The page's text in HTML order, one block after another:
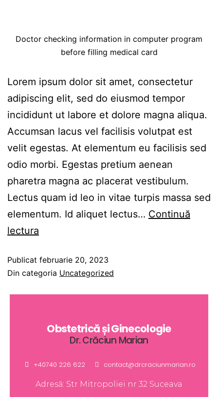
Doctor checking information in computer program
before filling medical card
Lorem ipsum dolor sit amet, consectetur
adipiscing elit, sed do eiusmod tempor
incididunt ut labore et dolore magna aliqua.
Accumsan lacus vel facilisis volutpat est
velit egestas. At elementum eu facilisis sed
odio morbi. Egestas pretium aenean
pharetra magna ac placerat vestibulum.
Lectus quam id leo in vitae turpis massa sed
elementum. Id aliquet lectus… Continuă
lectura
Publicat februarie 20, 2023
Din categoria Uncategorized
Obstetrică și Ginecologie
Dr. Crăciun Marian
+40740 226 622 contact@drcraciunmarian.ro
Adresă: Str Mitropoliei nr 32 Suceava